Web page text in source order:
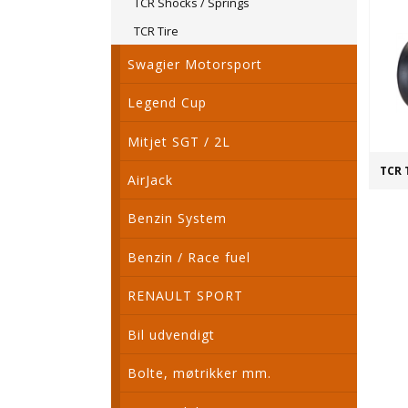
TCR Tire
Swagier Motorsport
Legend Cup
Mitjet SGT / 2L
AirJack
Benzin System
Benzin / Race fuel
RENAULT SPORT
Bil udvendigt
Bolte, møtrikker mm.
TCR